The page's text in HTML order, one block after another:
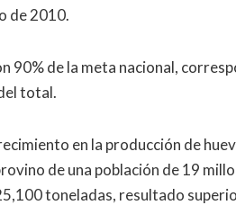
de 2010.
90% de la meta nacional,
total.
en la producción de
de una población de 19
toneladas, resultado